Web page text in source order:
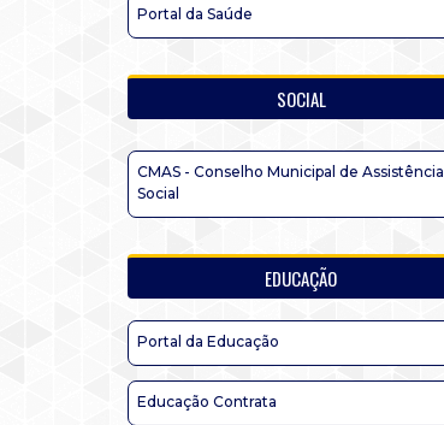
Portal da Saúde
SOCIAL
CMAS - Conselho Municipal de Assistência
Social
EDUCAÇÃO
Portal da Educação
Educação Contrata